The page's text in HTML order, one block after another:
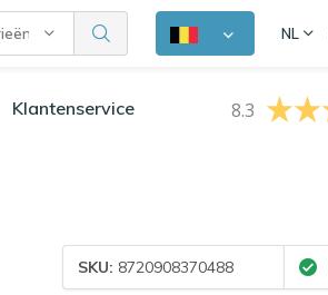
NL
Klantenservice 8.3
SKU: 8720908370488